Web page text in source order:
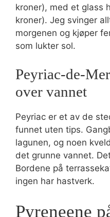
kroner), med et glass
kroner). Jeg svinger
morgenen og kjøper
som lukter sol.
Peyriac-de-
over vannet
Peyriac er et av de
funnet uten tips.
lagunen, og noen
det grunne vannet.
Bordene på
ingen har hastverk.
Pyreneene